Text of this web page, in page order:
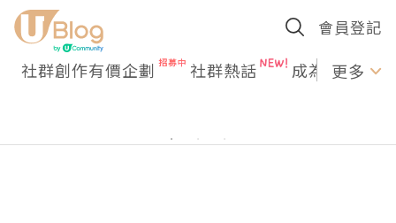
會員登記
社群創作有價企劃 社群熱話 成為U更多